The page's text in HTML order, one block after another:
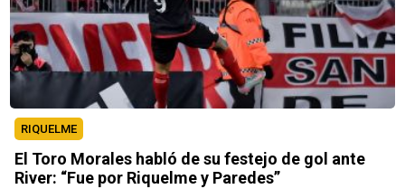
RIQUELME
El Toro Morales habló de su festejo de gol ante
River: “Fue por Riquelme y Paredes”